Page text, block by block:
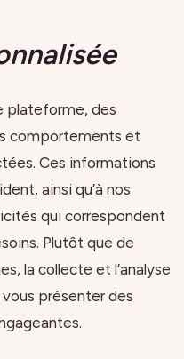
plateforme, des
comportements et
Ces informations
ainsi qu’à nos
qui correspondent
Plutôt que de
la collecte et l’analyse
présenter des